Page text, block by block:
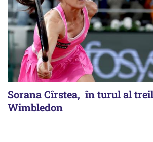
Sorana Cîrstea, în turul al
Wimbledon